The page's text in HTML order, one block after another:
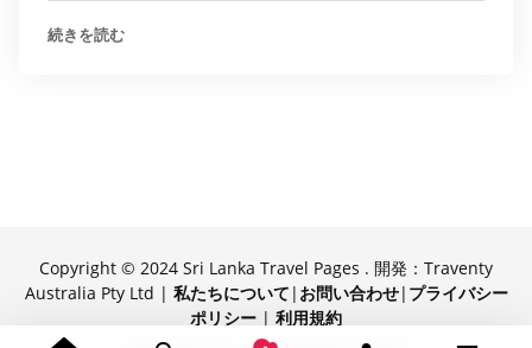
続きを読む
Copyright © 2024 Sri Lanka Travel Pages . 開発：Traventy
Australia Pty Ltd | 私たちについて | お問い合わせ| プライバシー
ポリシー | 利用規約